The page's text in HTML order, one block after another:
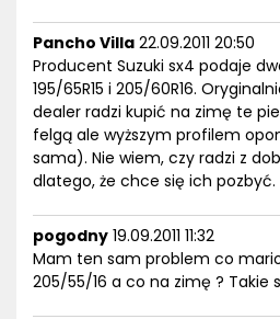
Pancho Villa 22.09.2011 20:50
Producent Suzuki sx4 podaje
195/65R15 i 205/60R16.
dealer radzi kupić na zimę te
felgą ale wyższym profilem
sama). Nie wiem, czy radzi z
dlatego, że chce się ich pozbyć.
pogodny 19.09.2011 11:32
Mam ten sam problem co
205/55/16 a co na zimę ? Takie